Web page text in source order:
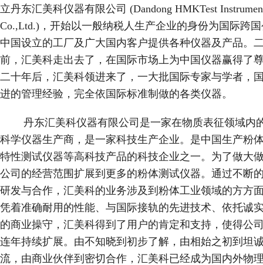
立丹东汇美科仪器有限公司 (Dandong HMKTest
Co.,Ltd.)，开始以一般纳税人生产企业的身份为国际跨
中国设立的工厂及广大国内客户提供各种仪器及产品。
前，汇美科走出去了，在国际市场上为中国仪器赢得了
二十年后，汇美科领进来了，一大批国际专家与学者，
进的管理经验，完全依国际标准制做的各类仪器。
丹东汇美科仪器有限公司是一家在物质表征领域内
科学仪器生产商，是一家科技生产企业。是中国生产粉
特性测试仪器等高科技产品的科技企业之一。为了做大
公司的经营范围扩展到更多的粉体测试仪器。通过不断
研发与合作，汇美科的业务涉及到粉体工业领域的方方
凭着准确耐用的性能、与国际接轨的先进技术、依托诚
的商业操守，汇美科得到了用户的肯定和支持，使得公
连年持续扩展。由不知晓到初步了解，由相始之初到坦
流，由商业伙伴到密切合作，汇美科已经成为国内外物